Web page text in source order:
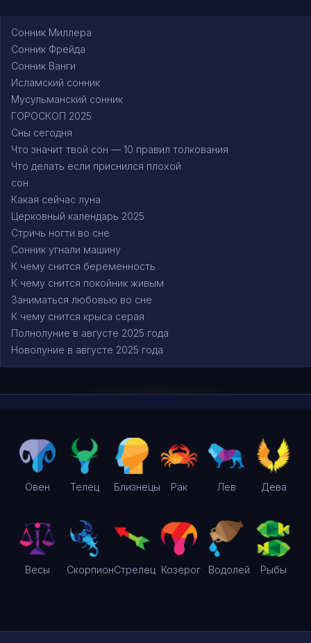
Сонник Миллера
Сонник Фрейда
Сонник Ванги
Исламский сонник
Мусульманский сонник
ГОРОСКОП 2025
Сны сегодня
Что значит твой сон — 10 правил толкования
Что делать если приснился плохой
сон
Какая сейчас луна
Церковный календарь 2025
Стричь ногти во сне
Сонник угнали машину
К чему снится беременность
К чему снится покойник живым
Заниматься любовью во сне
К чему снится крыса серая
Полнолуние в августе 2025 года
Новолуние в августе 2025 года
Овен Телец Близнецы Рак Лев Дева
Весы СкорпионСтрелец Козерог Водолей Рыбы